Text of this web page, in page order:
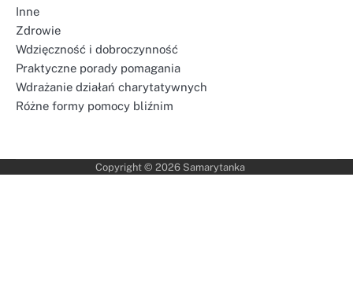
Inne
Zdrowie
Wdzięczność i dobroczynność
Praktyczne porady pomagania
Wdrażanie działań charytatywnych
Różne formy pomocy bliźnim
Copyright © 2026 Samarytanka